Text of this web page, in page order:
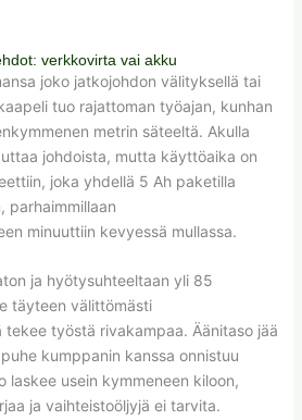
verkkovirta vai akku
joko jatkojohdon välityksellä tai
tuo rajattoman työajan, kunhan
metrin säteeltä. Akulla
johdoista, mutta käyttöaika on
joka yhdellä 5 Ah paketilla
parhaimmillaan
minuuttiin kevyessä mullassa.
ja hyötysuhteeltaan yli 85
täyteen välittömästi
työstä rivakampaa. Äänitaso jää
kumppanin kanssa onnistuu
laskee usein kymmeneen kiloon,
ja vaihteistoöljyjä ei tarvita.